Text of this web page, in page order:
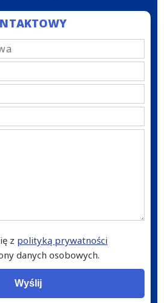
z polityką prywatności
danych osobowych.
Wyślij